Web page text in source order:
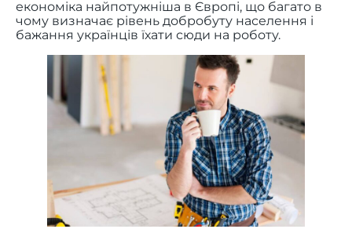
економіка найпотужніша в Європі, що багато в
чому визначає рівень добробуту населення і
бажання українців їхати сюди на роботу.